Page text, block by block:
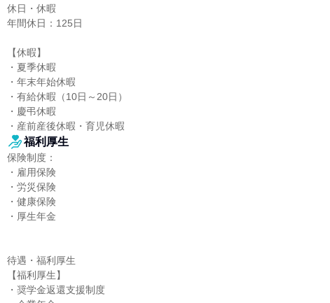
休日・休暇
年間休日：125日
【休暇】
・夏季休暇
・年末年始休暇
・有給休暇（10日～20日）
・慶弔休暇
・産前産後休暇・育児休暇
福利厚生
保険制度：
・雇用保険
・労災保険
・健康保険
・厚生年金
待遇・福利厚生
【福利厚生】
・奨学金返還支援制度